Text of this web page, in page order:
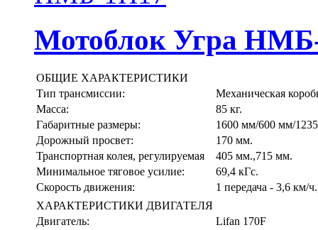
Мотоблок Угра
ОБЩИЕ ХАРАКТЕРИСТИКИ
Тип трансмиссии:
Механическая
Масса:
85 кг.
Габаритные размеры:
1600 мм/600 мм/
Дорожный просвет:
170 мм.
Транспортная колея, регулируемая
405 мм.,715 мм.
Минимальное тяговое усилие:
69,4 кГс.
Скорость движения:
1 передача - 3,6 км/
ХАРАКТЕРИСТИКИ ДВИГАТЕЛЯ
Двигатель:
Lifan 170F